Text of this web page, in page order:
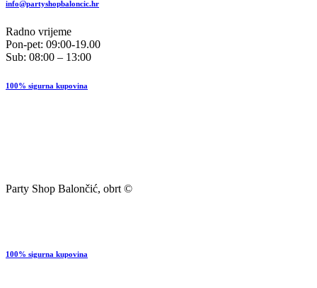
info@partyshopbaloncic.hr
Radno vrijeme
Pon-pet: 09:00-19.00
Sub: 08:00 – 13:00
100% sigurna kupovina
Party Shop Balončić, obrt ©
100% sigurna kupovina